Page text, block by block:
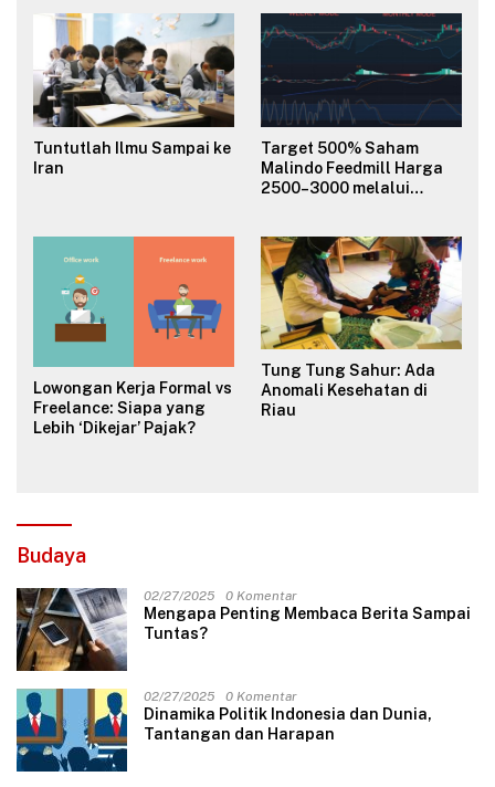
Tuntutlah Ilmu Sampai ke
Iran
Target 500% Saham
Malindo Feedmill Harga
2500–3000 melalui
Lowongan Kerja Formal vs
Freelance: Siapa yang
Lebih ‘Dikejar’ Pajak?
Tung Tung Sahur: Ada
Anomali Kesehatan di
Riau
Budaya
02/27/2025 0 Komentar
Mengapa Penting Membaca Berita Sampai
Tuntas?
02/27/2025 0 Komentar
Dinamika Politik Indonesia dan Dunia,
Tantangan dan Harapan